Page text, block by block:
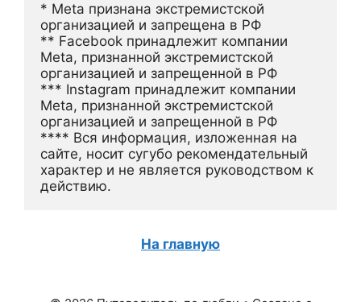
* Meta признана экстремистской
организацией и запрещена в РФ
** Facebook принадлежит компании
Meta, признанной экстремистской
организацией и запрещенной в РФ
*** Instagram принадлежит компании
Meta, признанной экстремистской
организацией и запрещенной в РФ
**** Вся информация, изложенная на
сайте, носит сугубо рекомендательный
характер и не является руководством к
действию.
На главную